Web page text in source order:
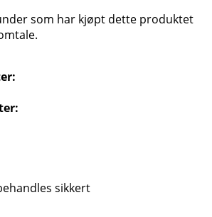
som har kjøpt dette produktet
sikkert